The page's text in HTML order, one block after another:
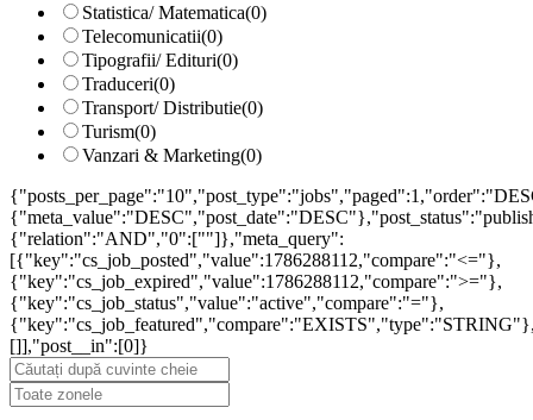
Statistica/ Matematica(0)
Telecomunicatii(0)
Tipografii/ Edituri(0)
Traduceri(0)
Transport/ Distributie(0)
Turism(0)
Vanzari & Marketing(0)
{"relation":"AND","0":[""]},"meta_query":
[{"key":"cs_job_posted","value":1786288112,"compare":"<="},
{"key":"cs_job_expired","value":1786288112,"compare":">="},
{"key":"cs_job_status","value":"active","compare":"="},
[]],"post__in":[0]}